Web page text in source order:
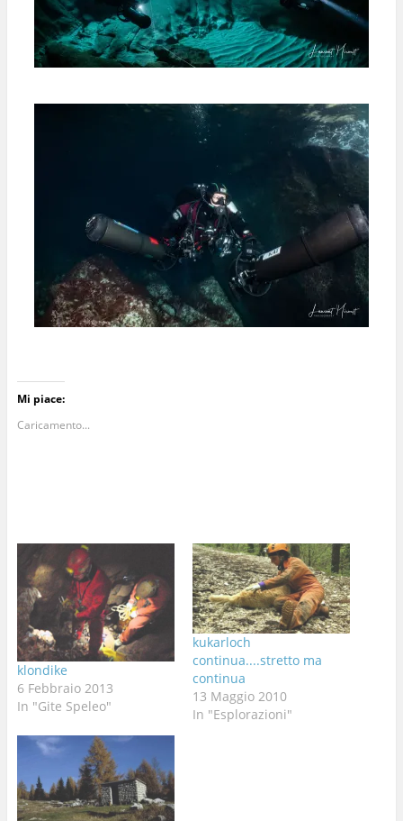
Mi piace:
Caricamento...
klondike
6 Febbraio 2013
In "Gite Speleo"
kukarloch
continua....stretto ma
continua
13 Maggio 2010
In "Esplorazioni"